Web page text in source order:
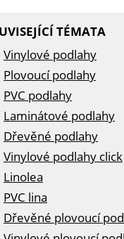
TÉMATA
Vinylové podlahy
Plovoucí podlahy
PVC podlahy
Laminátové podlahy
Dřevěné podlahy
Vinylové podlahy click
Linolea
PVC lina
Dřevěné plovoucí